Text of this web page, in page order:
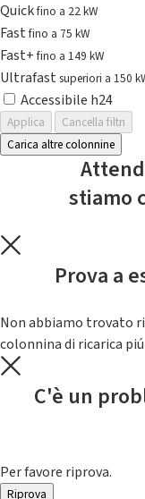
Quickfino a 22 kW
Fastfino a 75 kW
Fast+fino a 149 kW
Ultrafast superiori a 150
Accessibile h24
Applica
Cancella filtri
Carica altre colonnine
stiamo
Prova a
Non abbiamo trovato
colonnina di ricarica
C'è un
Per favore riprova.
Riprova